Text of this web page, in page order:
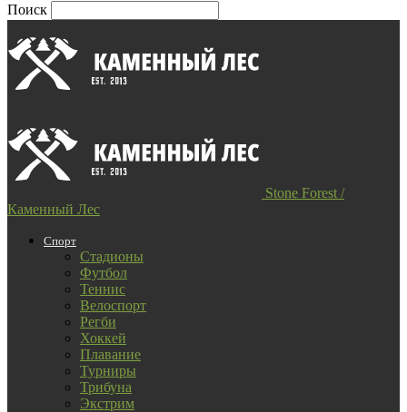
Поиск
Stone Forest /
Каменный Лес
Спорт
Стадионы
Футбол
Теннис
Велоспорт
Регби
Хоккей
Плавание
Турниры
Трибуна
Экстрим